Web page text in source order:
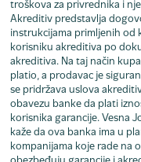
troškova za privrednika i
Akreditiv predstavlja
instrukcijama primljenih od
korisniku akreditiva po
akreditiva. Na taj način
platio, a prodavac je
se pridržava uslova
obavezu banke da plati
korisnika garancije. Vesna
kaže da ova banka ima u
kompanijama koje rade na